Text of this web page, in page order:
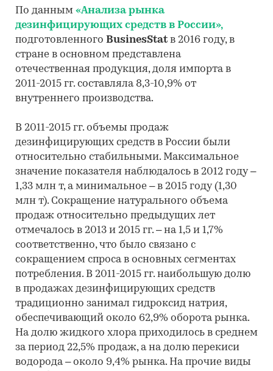
По данным «Анализа рынка
дезинфицирующих средств в России»,
подготовленного BusinesStat в 2016 году, в
стране в основном представлена
отечественная продукция, доля импорта в
2011-2015 гг. составляла 8,3-10,9% от
внутреннего производства.
В 2011-2015 гг. объемы продаж
дезинфицирующих средств в России были
относительно стабильными. Максимальное
значение показателя наблюдалось в 2012 году –
1,33 млн т, а минимальное – в 2015 году (1,30
млн т). Сокращение натурального объема
продаж относительно предыдущих лет
отмечалось в 2013 и 2015 гг. – на 1,5 и 1,7%
соответственно, что было связано с
сокращением спроса в основных сегментах
потребления. В 2011-2015 гг. наибольшую долю
в продажах дезинфицирующих средств
традиционно занимал гидроксид натрия,
обеспечивающий около 62,9% оборота рынка.
На долю жидкого хлора приходилось в среднем
за период 22,5% продаж, а на долю перекиси
водорода – около 9,4% рынка. На прочие виды